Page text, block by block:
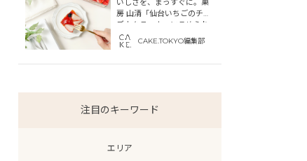
いしさを、まっすぐに。菓
房 山清「仙台いちごのチー
ズカタラーナ」にこめられ
た宮城への想い
CAKE.TOKYO編集部
注目のキーワード
エリア